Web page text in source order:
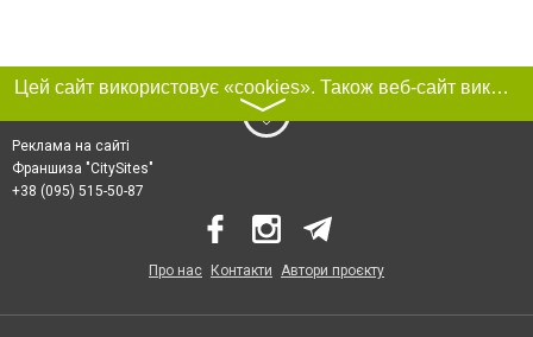
Цей сайт використовує «cookies». Також веб-сайт використовує інтернет-сервіс для збору технічних даних стосовно відвідувачів з метою отримання маркетингової та статистичної інформації. Умови обробки даних відвідувачів сайту див.
〉
Реклама на сайті
Франшиза "CitySites"
+38 (095) 515-50-87
Про нас Контакти Автори проєкту